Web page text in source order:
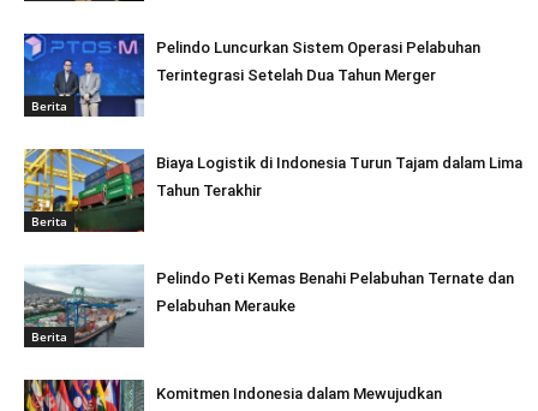
Berita
Pelindo Luncurkan Sistem Operasi Pelabuhan
Terintegrasi Setelah Dua Tahun Merger
Berita
Biaya Logistik di Indonesia Turun Tajam dalam Lima
Tahun Terakhir
Berita
Pelindo Peti Kemas Benahi Pelabuhan Ternate dan
Pelabuhan Merauke
Komitmen Indonesia dalam Mewujudkan